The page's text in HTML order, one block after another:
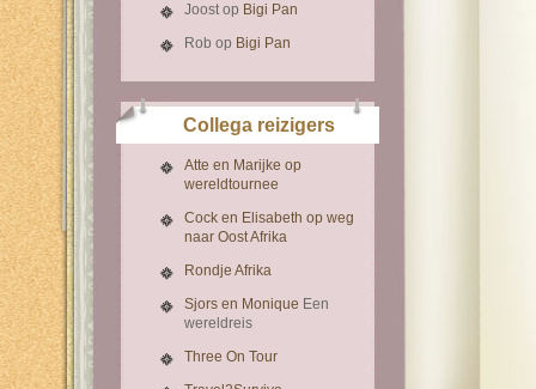
Joostop Bigi Pan
Rob op Bigi Pan
Collega reizigers
Atte en Marijke op
wereldtournee
Cock en Elisabeth op weg
naar Oost Afrika
Rondje Afrika
Sjors en Monique Een
wereldreis
Three On Tour